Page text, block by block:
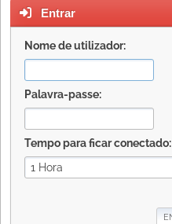
Entrar
Nome de utilizador:
Palavra-passe:
Tempo para ficar conectado: